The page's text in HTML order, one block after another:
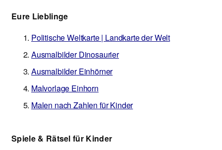
Eure Lieblinge
Politische Weltkarte | Landkarte der Welt
Ausmalbilder Dinosaurier
Ausmalbilder Einhörner
Malvorlage Einhorn
Malen nach Zahlen für Kinder
Spiele & Rätsel für Kinder